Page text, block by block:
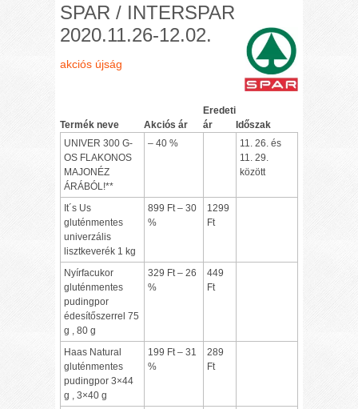
SPAR / INTERSPAR
2020.11.26-12.02.
akciós újság
Termék neve Akciós ár
Eredeti
ár
Időszak
UNIVER 300 G-
OS FLAKONOS
MAJONÉZ
ÁRÁBÓL!**
– 40 %
11. 26. és
11. 29.
között
It´s Us
gluténmentes
univerzális
lisztkeverék 1 kg
899 Ft – 30
%
1299
Ft
Nyírfacukor
gluténmentes
pudingpor
édesítőszerrel 75
g , 80 g
329 Ft – 26
%
449
Ft
Haas Natural
gluténmentes
pudingpor 3×44
g , 3×40 g
199 Ft – 31
%
289
Ft